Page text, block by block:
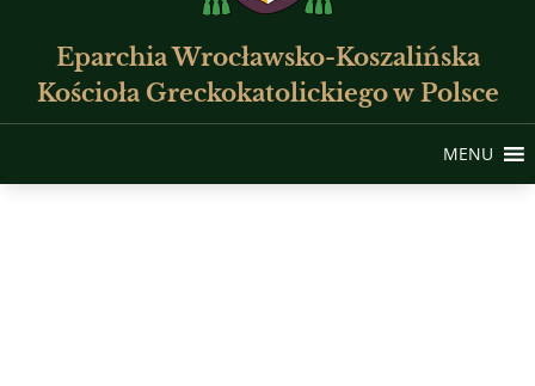
Eparchia Wrocławsko-Koszalińska
Kościoła Greckokatolickiego w Polsce
MENU